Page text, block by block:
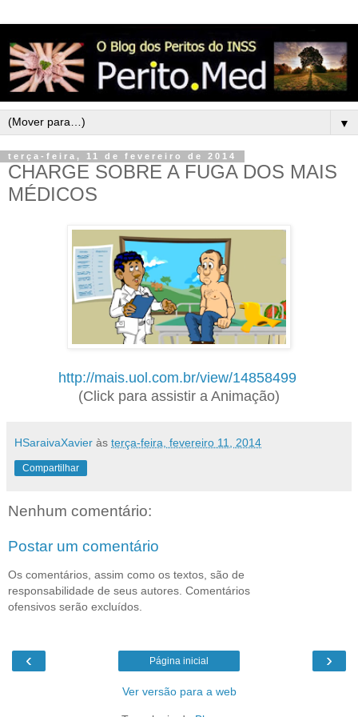
▼
terça-feira, 11 de fevereiro de 2014
CHARGE SOBRE A FUGA DOS MAIS
MÉDICOS
http://mais.uol.com.br/view/14858499
(Click para assistir a Animação)
HSaraivaXavier às terça-feira, fevereiro 11, 2014
Compartilhar
Nenhum comentário:
Postar um comentário
Os comentários, assim como os textos, são de
responsabilidade de seus autores. Comentários
ofensivos serão excluídos.
‹ ›
Página inicial
Ver versão para a web